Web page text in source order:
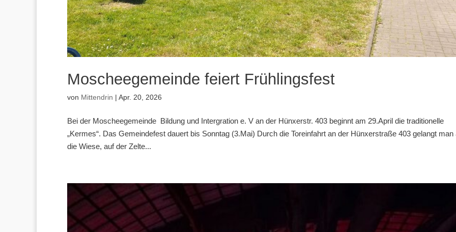
Moscheegemeinde feiert Frühlingsfest
von Mittendrin | Apr. 20, 2026
Bei der Moscheegemeinde Bildung und Intergration e. V an der Hünxerstr. 403 beginnt am 29.April die traditionelle
„Kermes“. Das Gemeindefest dauert bis Sonntag (3.Mai) Durch die Toreinfahrt an der Hünxerstraße 403 gelangt man
die Wiese, auf der Zelte...